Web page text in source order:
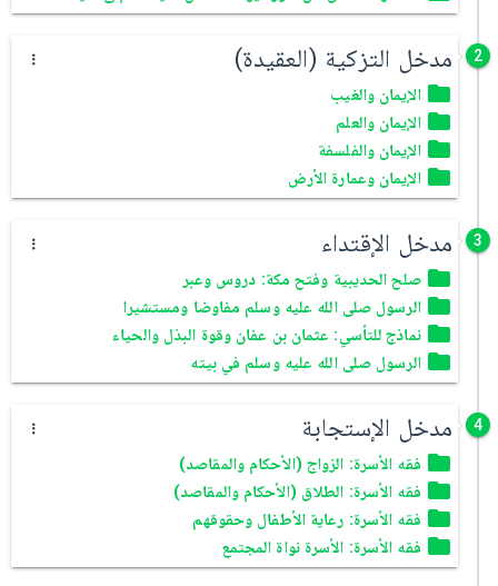
2 مدخل التزكية (العقيدة)
الإيمان والغيب
الإيمان والعلم
الإيمان والفلسفة
الإيمان وعمارة الأرض
3 مدخل الإقتداء
صلح الحديبية وفتح مكة: دروس وعبر
الرسول صلى الله عليه وسلم مفاوضا ومستشيرا
نماذج للتأسي: عثمان بن عفان وقوة البذل والحياء
الرسول صلى الله عليه وسلم في بيته
4 مدخل الإستجابة
فقه الأسرة: الزواج (الأحكام والمقاصد)
فقه الأسرة: الطلاق (الأحكام والمقاصد)
فقه الأسرة: رعاية الأطفال وحقوقهم
فقه الأسرة: الأسرة نواة المجتمع